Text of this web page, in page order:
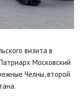
визита в
Московский
Челны, второй